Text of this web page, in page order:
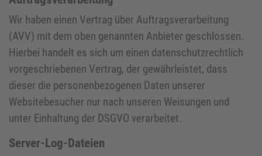
Wir haben einen Vertrag über Auftragsverarbeitung
(AVV) mit dem oben genannten Anbieter geschlossen.
Hierbei handelt es sich um einen datenschutzrechtlich
vorgeschriebenen Vertrag, der gewährleistet, dass
dieser die personenbezogenen Daten unserer
Websitebesucher nur nach unseren Weisungen und
unter Einhaltung der DSGVO verarbeitet.
Server-Log-Dateien